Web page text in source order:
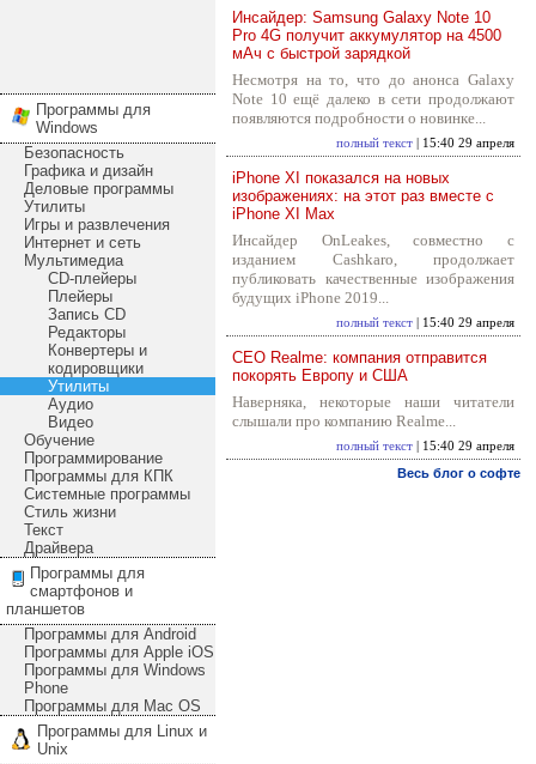
Программы для
Windows
Безопасность
Графика и дизайн
Деловые программы
Утилиты
Игры и развлечения
Интернет и сеть
Мультимедиа
CD-плейеры
Плейеры
Запись CD
Редакторы
Конвертеры и
кодировщики
Утилиты
Аудио
Видео
Обучение
Программирование
Программы для КПК
Системные программы
Стиль жизни
Текст
Драйвера
Программы для
смартфонов и
планшетов
Программы для Android
Программы для Apple iOS
Программы для Windows
Phone
Программы для Mac OS
Программы для Linux и
Unix
Инсайдер: Samsung Galaxy Note 10
Pro 4G получит аккумулятор на 4500
мАч с быстрой зарядкой
Несмотря на то, что до анонса Galaxy
Note 10 ещё далеко в сети продолжают
появляются подробности о новинке...
полный текст | 15:40 29 апреля
iPhone XI показался на новых
изображениях: на этот раз вместе с
iPhone XI Max
Инсайдер OnLeakes, совместно с
изданием Cashkaro, продолжает
публиковать качественные изображения
будущих iPhone 2019...
полный текст | 15:40 29 апреля
CEO Realme: компания отправится
покорять Европу и США
Наверняка, некоторые наши читатели
слышали про компанию Realme...
полный текст | 15:40 29 апреля
Весь блог о софте